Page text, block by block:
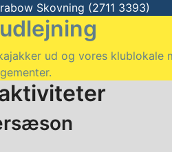
Skovning (2711 3393)
ud og vores klublokale